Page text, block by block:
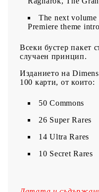
The next
Premiere theme
Всеки бустер пакет
случаен принцип.
Изданието на
100 карти, от които:
50 Commons
26 Super Rares
14 Ultra Rares
10 Secret Rares